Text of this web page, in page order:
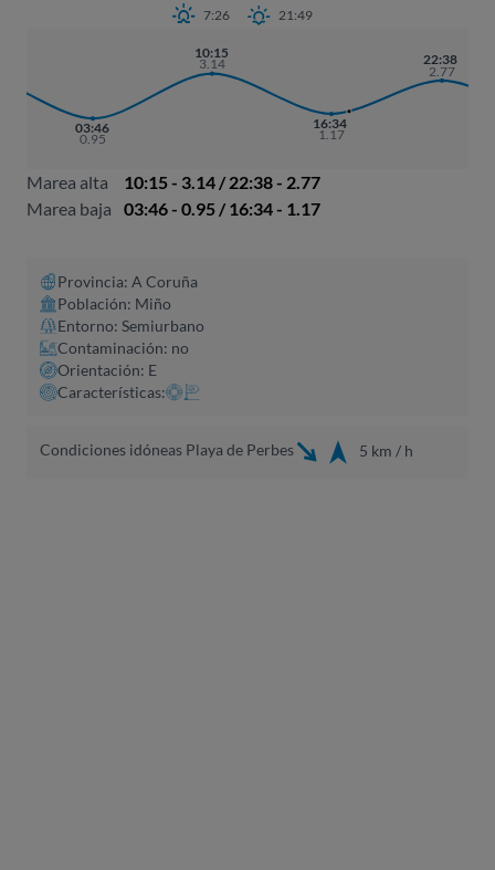
7:26 21:49
03:46
0.95
10:15
3.14
16:34
1.17
22:38
2.77
Marea alta
10:15 - 3.14 / 22:38 - 2.77
Marea baja
03:46 - 0.95 / 16:34 - 1.17
Provincia: A Coruña​
Población: Miño
Entorno: Semiurbano
Contaminación: no
Orientación: E
Características:
Condiciones idóneas Playa de Perbes 5 km / h